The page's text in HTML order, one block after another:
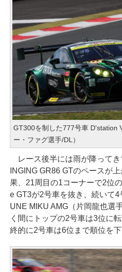
GT300を制した777号車 D'station
ー・ファグ選手/DL）
レース後半には雨が降って
INGING GR86 GTのペースが
果、21周目の1コーナーで2位
e GT3が2号車を抜き、続いて
UNE MIKU AMG（片岡龍也選
く間にトップの2号車は3位に
終的に2号車は6位まで順位を